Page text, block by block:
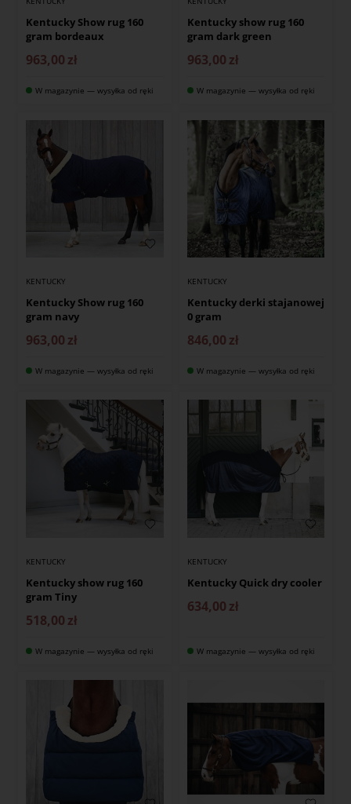
Kentucky Show rug 160
gram bordeaux
963,00 zł
W magazynie — wysyłka od ręki
Kentucky show rug 160
gram dark green
963,00 zł
W magazynie — wysyłka od ręki
KENTUCKY
Kentucky Show rug 160
gram navy
963,00 zł
W magazynie — wysyłka od ręki
KENTUCKY
Kentucky derki stajanowej
0 gram
846,00 zł
W magazynie — wysyłka od ręki
KENTUCKY
Kentucky show rug 160
gram Tiny
518,00 zł
W magazynie — wysyłka od ręki
KENTUCKY
Kentucky Quick dry cooler
634,00 zł
W magazynie — wysyłka od ręki